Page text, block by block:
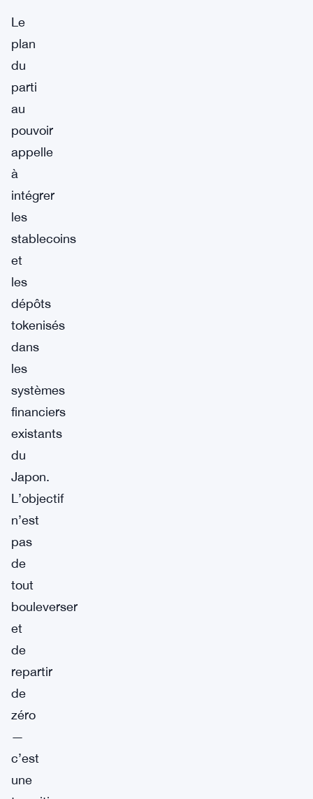
Le
plan
du
parti
au
pouvoir
appelle
à
intégrer
les
stablecoins
et
les
dépôts
tokenisés
dans
les
systèmes
financiers
existants
du
Japon.
L’objectif
n’est
pas
de
tout
bouleverser
et
de
repartir
de
zéro
—
c’est
une